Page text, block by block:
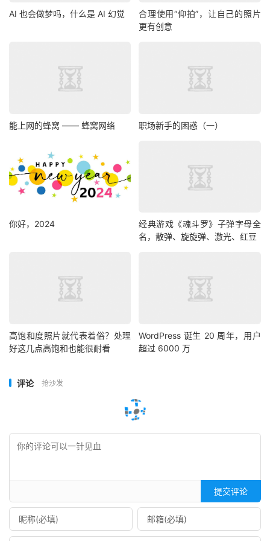
AI 也会做梦吗，什么是 AI 幻觉
合理使用“仰拍”，让自己的照片
更有创意
能上网的蜂窝 —— 蜂窝网络 职场新手的困惑（一）
你好，2024
经典游戏《魂斗罗》子弹字母全
名，散弹、旋旋弹、激光、红豆
高饱和度照片就代表着俗？处理
好这几点高饱和也能很耐看
WordPress 诞生 20 周年，用户
超过 6000 万
评论 抢沙发
提交评论